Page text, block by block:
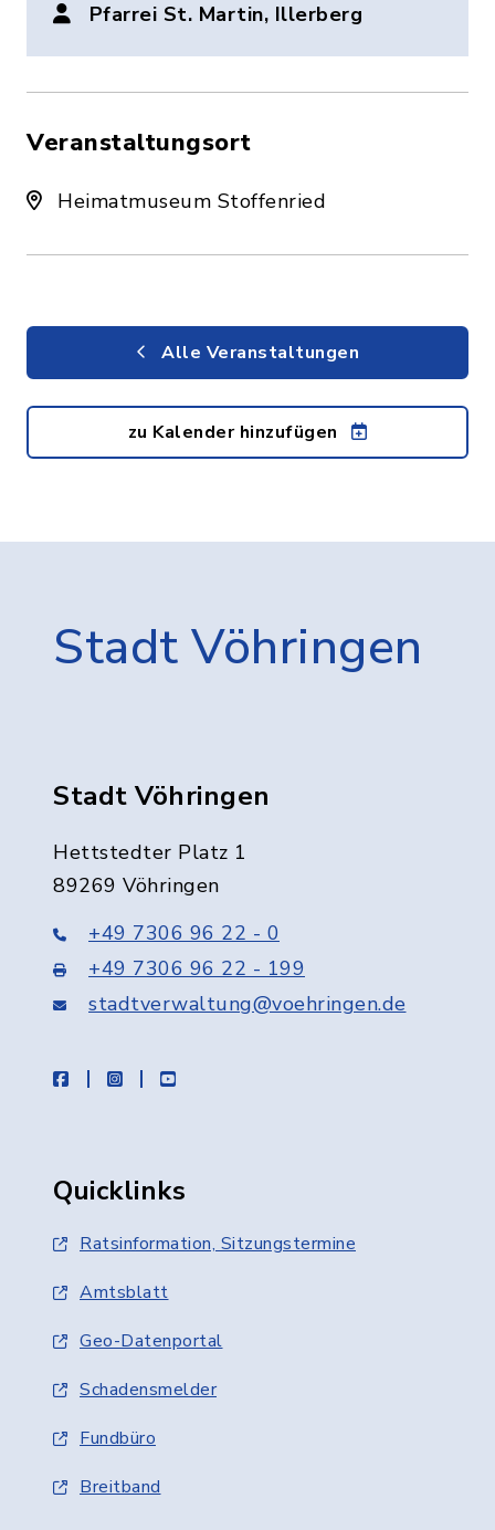
Pfarrei St. Martin, Illerberg
Veranstaltungsort
Heimatmuseum Stoffenried
Alle Veranstaltungen
zu Kalender hinzufügen
Stadt Vöhringen
Stadt Vöhringen
Hettstedter Platz 1
89269 Vöhringen
+49 7306 96 22 - 0
+49 7306 96 22 - 199
stadtverwaltung@voehringen.de
facebookinstagramyoutube
Quicklinks
Ratsinformation, Sitzungstermine
Amtsblatt
Geo-Datenportal
Schadensmelder
Fundbüro
Breitband